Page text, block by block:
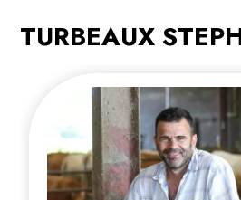
TURBEAUX